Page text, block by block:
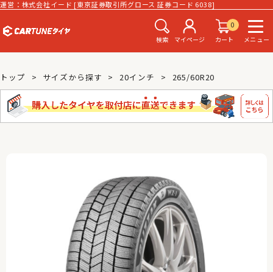
運営：株式会社イード [東京証券取引所グロース 証券コード 6038]
検索 マイページ
0
カート
メニュー
トップ サイズから探す 20インチ 265/60R20